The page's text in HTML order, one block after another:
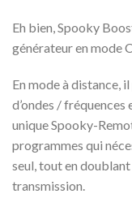
Eh bien, Spooky
générateur en mode
En mode à distance,
d’ondes /
unique Spooky-
programmes qui
seul, tout en
transmission.